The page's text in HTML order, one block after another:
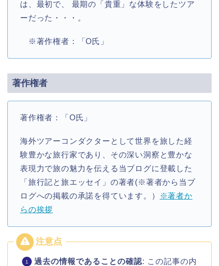
は、最初で、 最期の「貴重」な体験をしたツア
ーだった・・・。
※著作権者：「O氏」
著作権者
著作権者：「O氏」
海外ツアーコンダクターとして世界を旅した経
験豊かな旅行家であり、その深い洞察と豊かな
表現力で旅の魅力を伝える当ブログに登載した
「旅行記と旅エッセイ」の著者(※著者から当ブ
ログへの掲載の承諾を得ています。）
※著者か
らの挨拶
過去の情報であることの確認: この記事の内